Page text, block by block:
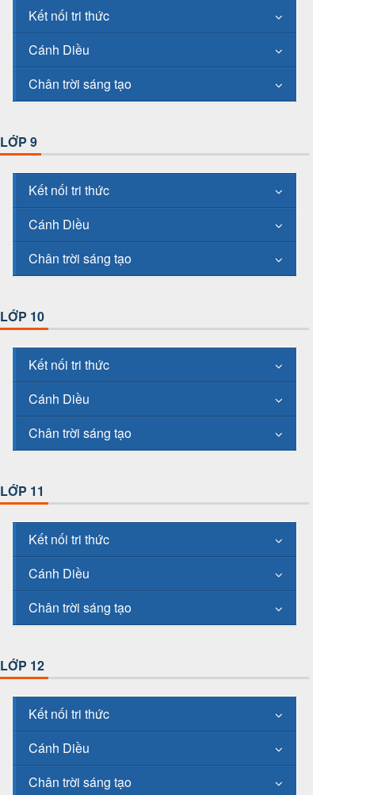
Kết nối tri thức
Cánh Diều
Chân trời sáng tạo
LỚP 9
Kết nối tri thức
Cánh Diều
Chân trời sáng tạo
LỚP 10
Kết nối tri thức
Cánh Diều
Chân trời sáng tạo
LỚP 11
Kết nối tri thức
Cánh Diều
Chân trời sáng tạo
LỚP 12
Kết nối tri thức
Cánh Diều
Chân trời sáng tạo